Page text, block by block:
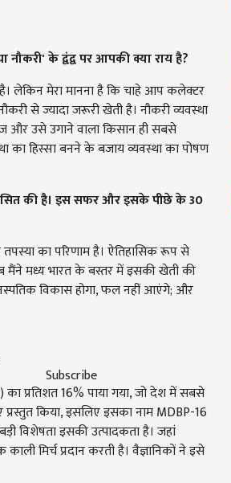
Subscribe
नौकरी'के द्वंद्व पर आपकी क्या राय है?
लेकिन मेरा मानना है कि चाहे आप कलेक्टर
से ज्यादा जरूरी खेती है। नौकरी व्यवस्था
उसे उगाने वाला किसान ही सबसे
का हिस्सा बनने के बजाय व्यवस्था का पोषण
की है। इस सफर और इसके पीछे के30
का परिणाम है। ऐतिहासिक रूप से
मैंने मध्य भारत के बस्तर में इसकी खेती की
विकास होगा, फल नहीं आएंगे; और
का प्रतिशत 16% पाया गया, जो देश में सबसे
किया, इसलिए इसका नाम MDBP-16
विशेषता इसकी उत्पादकता है। जहां
मिर्च प्रदान करती है। वैज्ञानिकों ने इसे